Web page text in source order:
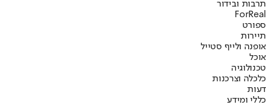
תרבות ובידור
ForReal
ספורט
תיירות
אופנה ולייף סטייל
אוכל
טכנולוגיה
כלכלה וצרכנות
דעות
כללי ומידע